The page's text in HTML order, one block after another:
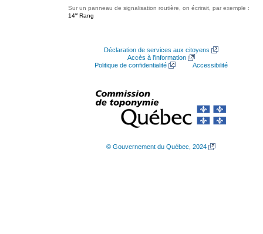
Sur un panneau de signalisation routière, on écrirait, par exemple :
14e Rang
Déclaration de services aux citoyens
Accès à l’information
Politique de confidentialité
Accessibilité
© Gouvernement du Québec, 2024